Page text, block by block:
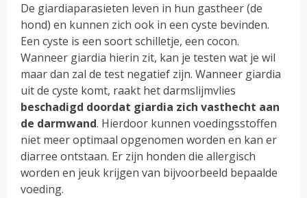
De giardiaparasieten leven in hun gastheer (de
hond) en kunnen zich ook in een cyste bevinden.
Een cyste is een soort schilletje, een cocon.
Wanneer giardia hierin zit, kan je testen wat je wil
maar dan zal de test negatief zijn. Wanneer giardia
uit de cyste komt, raakt het darmslijmvlies
beschadigd doordat giardia zich vasthecht aan
de darmwand. Hierdoor kunnen voedingsstoffen
niet meer optimaal opgenomen worden en kan er
diarree ontstaan. Er zijn honden die allergisch
worden en jeuk krijgen van bijvoorbeeld bepaalde
voeding.